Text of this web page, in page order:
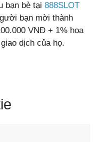
bạn bè tại 888SLOT
bạn mời thành
VNĐ + 1% hoa
dịch của họ.